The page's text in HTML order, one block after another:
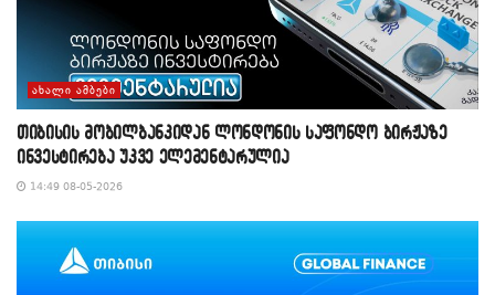
ᲐᲮᲐᲚᲘ ᲐᲛᲑᲔᲑᲘ
თიბისის მობილბანკიდან ლონდონის საფონდო ბირჟაზე
ინვესტირება უკვე ელემენტარულია
14:49 08-05-2026